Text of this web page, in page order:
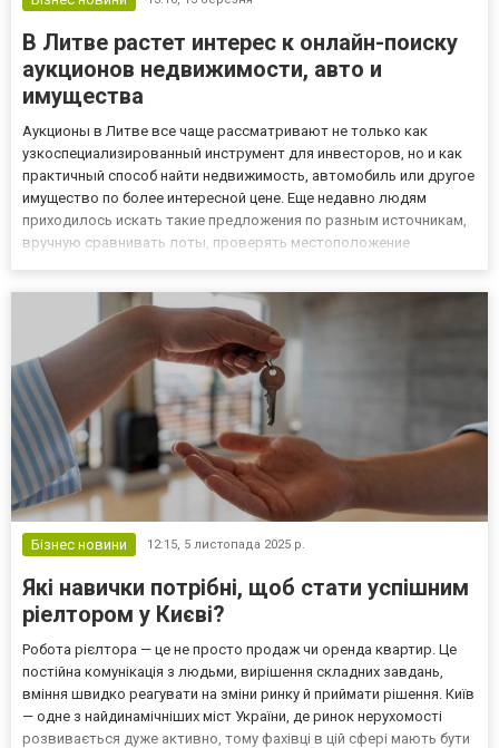
В Литве растет интерес к онлайн-поиску
аукционов недвижимости, авто и
имущества
Аукционы в Литве все чаще рассматривают не только как
узкоспециализированный инструмент для инвесторов, но и как
практичный способ найти недвижимость, автомобиль или другое
имущество по более интересной цене. Еще недавно людям
приходилось искать такие предложения по разным источникам,
вручную сравнивать лоты, проверять местоположение
Бізнес новини 12:15, 5 листопада 2025 р.
Які навички потрібні, щоб стати успішним
ріелтором у Києві?
Робота рієлтора — це не просто продаж чи оренда квартир. Це
постійна комунікація з людьми, вирішення складних завдань,
вміння швидко реагувати на зміни ринку й приймати рішення. Київ
— одне з найдинамічніших міст України, де ринок нерухомості
розвивається дуже активно, тому фахівці в цій сфері мають бути